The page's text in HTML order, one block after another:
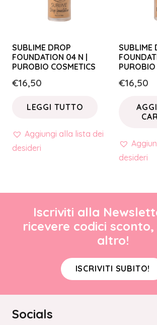
SUBLIME DROP
FOUNDATION 04 N |
PUROBIO COSMETICS
€16,50
LEGGI TUTTO
Aggiungi alla lista dei
desideri
SUBLIME
PUROBIO
€16,50
desideri
Iscriviti alla
ricevere codici
altro!
ISCRIVITI SUBITO!
Socials